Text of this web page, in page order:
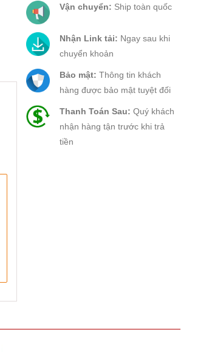
Vận chuyển: Ship toàn quốc
Nhận Link tải: Ngay sau khi
chuyển khoản
Bảo mật: Thông tin khách
hàng được bảo mật tuyệt đối
Thanh Toán Sau: Quý khách
nhận hàng tận trước khi trả
tiền